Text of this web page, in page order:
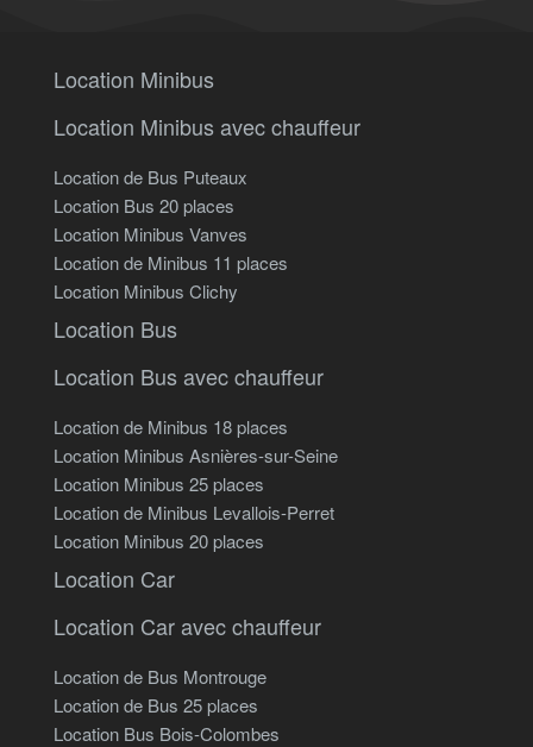
Location Minibus
Location Minibus avec chauffeur
Location de Bus Puteaux
Location Bus 20 places
Location Minibus Vanves
Location de Minibus 11 places
Location Minibus Clichy
Location Bus
Location Bus avec chauffeur
Location de Minibus 18 places
Location Minibus Asnières-sur-Seine
Location Minibus 25 places
Location de Minibus Levallois-Perret
Location Minibus 20 places
Location Car
Location Car avec chauffeur
Location de Bus Montrouge
Location de Bus 25 places
Location Bus Bois-Colombes